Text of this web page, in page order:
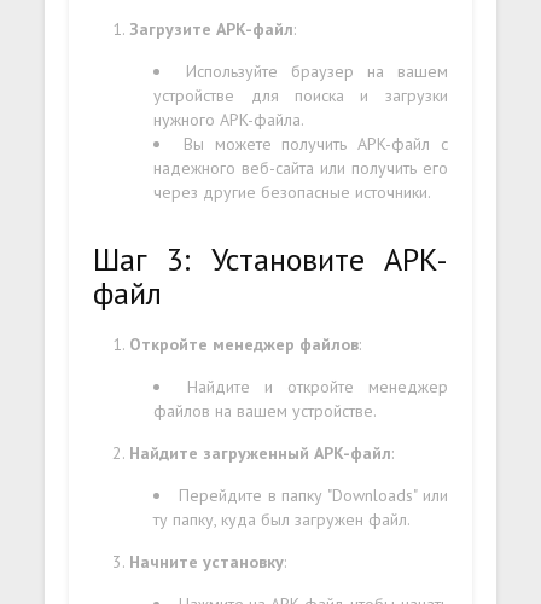
Загрузите APK-файл:
Используйте браузер на вашем
устройстве для поиска и загрузки
нужного APK-файла.
Вы можете получить APK-файл с
надежного веб-сайта или получить его
через другие безопасные источники.
Шаг 3: Установите APK-
файл
Откройте менеджер файлов:
Найдите и откройте менеджер
файлов на вашем устройстве.
Найдите загруженный APK-файл:
Перейдите в папку "Downloads" или
ту папку, куда был загружен файл.
Начните установку: